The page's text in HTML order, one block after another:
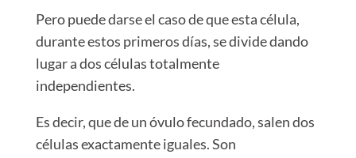
Pero puede darse el caso de que esta célula,
durante estos primeros días, se divide dando
lugar a dos células totalmente
independientes.
Es decir, que de un óvulo fecundado, salen dos
células exactamente iguales. Son